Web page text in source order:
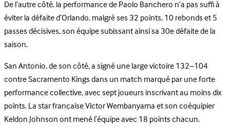
De l’autre côté, la performance de Paolo Banchero n’a pas suffi à
éviter la défaite d’Orlando, malgré ses 32 points, 10 rebonds et 5
passes décisives, son équipe subissant ainsi sa 30e défaite de la
saison.
San Antonio, de son côté, a signé une large victoire 132–104
contre Sacramento Kings dans un match marqué par une forte
performance collective, avec sept joueurs inscrivant au moins dix
points. La star française Victor Wembanyama et son coéquipier
Keldon Johnson ont mené l’équipe avec 18 points chacun.